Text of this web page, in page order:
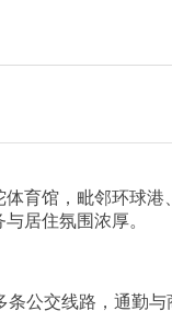
育馆，毗邻环球
居住氛围浓厚。
公交线路，通勤